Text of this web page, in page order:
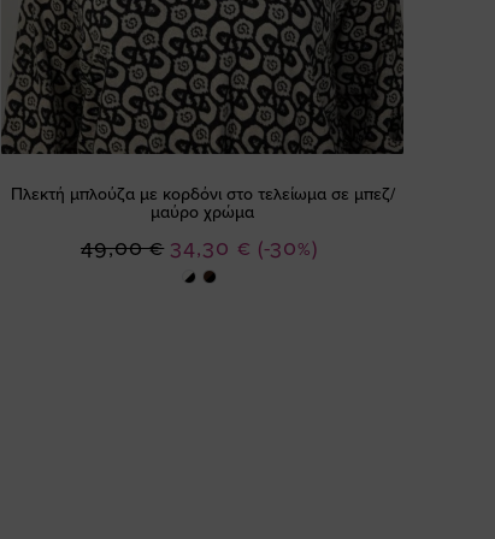
Πλεκτή μπλούζα με κορδόνι στο τελείωμα σε μπεζ/
μαύρο χρώμα
(-30%)
Ειδική
Τιμή
34,30 €
49,00 €